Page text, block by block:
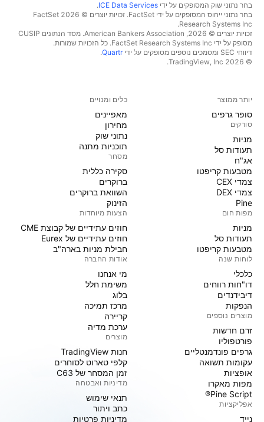
בחר נתוני שוק המסופקים על ידי ICE Data Services
.
בחר נתוני ייחוס המסופקים על ידי FactSet. זכויות יוצרים © 2026 ‏FactSet
Research Systems Inc.‏
זכויות יוצרים © 2026, ‏American Bankers Association. מסד הנתונים CUSIP
מסופק על ידי FactSet Research Systems Inc. כל הזכויות שמורות.
דיווחי SEC ומסמכים נוספים מסופקים על ידי
Quartr
.
© 2026 ‏TradingView, Inc.‏
יותר ממוצר
סופר גרפים
סורקים
מניות‏
תעודות סל
אג"ח
מטבעות קריפטו
צמדי CEX
צמדי DEX
Pine
מפות חום
מניות‏
תעודות סל
מטבעות קריפטו
לוחות שנה
כלכלי
דו"חות רווחים
דיבידנדים
הנפקות
מוצרים נוספים
זרם חדשות
פורטפוליו
גרפים פונדמנטליים
עקומות תשואה
אופציות
מפות מאקרו
Pine Script®
אפליקציות
נייד
כלים ומנויים
מאפיינים
מחירון
נתוני שוק
תוכניות מתנה
מסחר
סקירה כללית
ברוקרים
השוואת ברוקרים
הזינוק
הצעות מיוחדות
חוזים עתידיים של קבוצת CME
חוזים עתידיים של Eurex
חבילת מניות בארה"ב
אודות החברה
מי אנחנו
משימת חלל
בלוג
מרכז תמיכה
קריירה
ערכת מדיה
מוצרים
חנות TradingView
קלפי טארוט לסוחרים
זמן המסחר של C63
מדיניות ואבטחה
תנאי שימוש
כתב ויתור
מדיניות פרטיות